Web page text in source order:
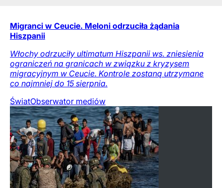
Migranci w Ceucie. Meloni odrzuciła żądania
Hiszpanii
Włochy odrzuciły ultimatum Hiszpanii ws. zniesienia
ograniczeń na granicach w związku z kryzysem
migracyjnym w Ceucie. Kontrole zostaną utrzymane
co najmniej do 15 sierpnia.
ŚwiatObserwator mediów